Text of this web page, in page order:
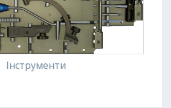
o
n
Інструменти